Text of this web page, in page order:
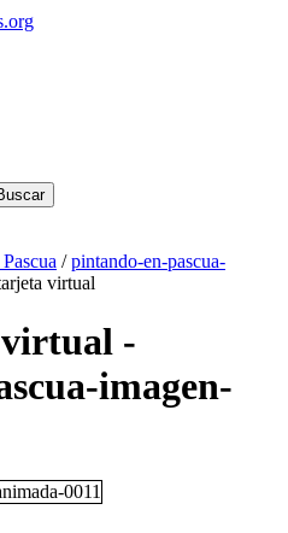
/pintando-en-pascua-
virtual
-
imagen-